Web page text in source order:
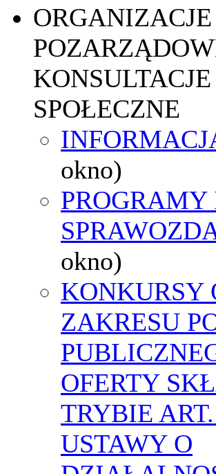
ORGANIZACJE
KONSULTACJE
SPOŁECZNE
okno)
PROGRAMY
okno)
KONKURSY
ZAKRESU
OFERTY
TRYBIE
USTAWY O